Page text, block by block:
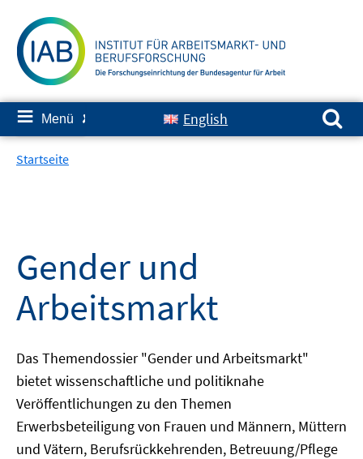
zum
Inhalt
≡ Menü ✘ English
Suchen nach:
Startseite
Gender und
Arbeitsmarkt
Das Themendossier "Gender und Arbeitsmarkt"
bietet wissenschaftliche und politiknahe
Veröffentlichungen zu den Themen
Erwerbsbeteiligung von Frauen und Männern, Müttern
und Vätern, Berufsrückkehrenden, Betreuung/Pflege